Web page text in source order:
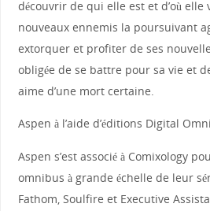
découvrir de qui elle est et d’où
nouveaux ennemis la poursuivant
extorquer et profiter de ses
obligée de se battre pour sa vie et
aime d’une mort certaine.
Aspen à l’aide d’éditions Digital
Aspen s’est associé à Comixology
omnibus à grande échelle de leur
Fathom, Soulfire et Executive